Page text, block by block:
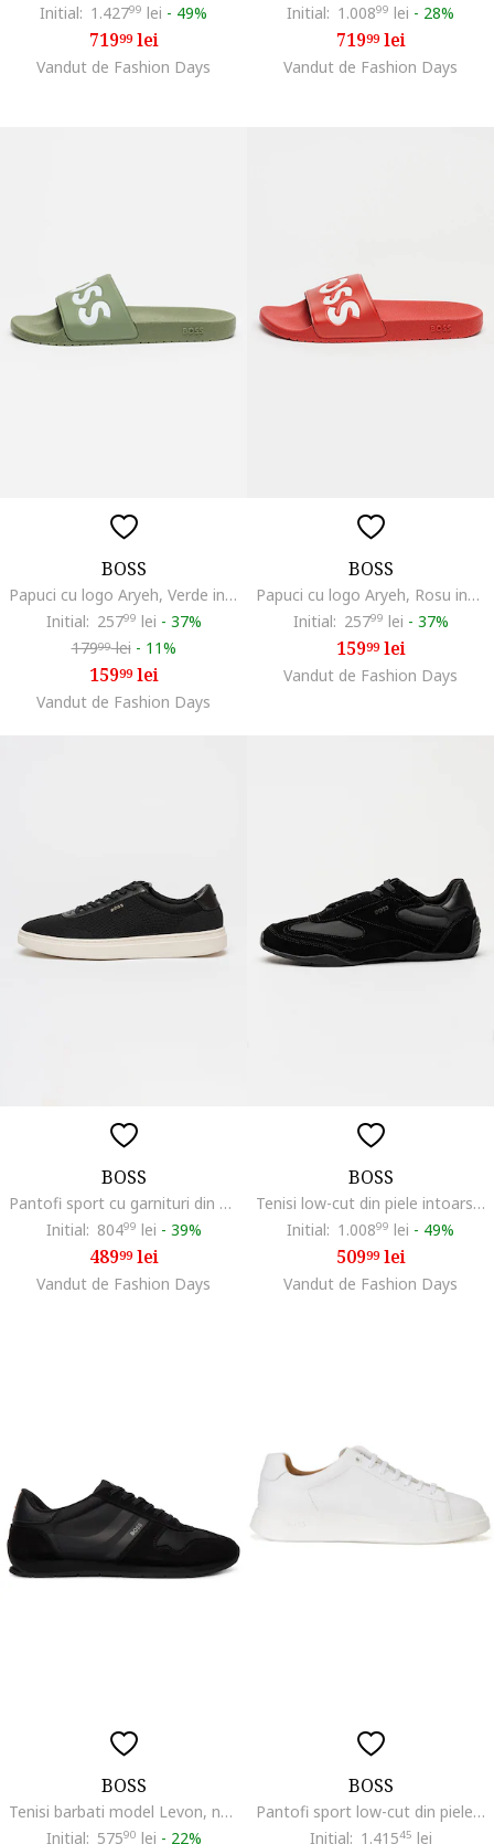
Initial: 1.42799 lei - 49%
71999lei
Vandut de Fashion Days
Initial: 1.00899 lei - 28%
71999lei
Vandut de Fashion Days
BOSS
Papuci cu logo Aryeh, Verde inchis
Initial: 25799 lei - 37%
17999lei - 11%
15999lei
Vandut de Fashion Days
BOSS
Papuci cu logo Aryeh, Rosu inchis/Alb optic
Initial: 25799 lei - 37%
15999lei
Vandut de Fashion Days
BOSS
Pantofi sport cu garnituri din piele Kieran, Negru
Initial: 80499 lei - 39%
48999lei
Vandut de Fashion Days
BOSS
Tenisi low-cut din piele intoarsa si material textil Jaylen, Negru
Initial: 1.00899 lei - 49%
50999lei
Vandut de Fashion Days
BOSS
Tenisi barbati model Levon, negru, textil, Negru
Initial: 57590 lei - 22%
BOSS
Pantofi sport low-cut din piele, Alb
Initial: 1.41545 lei